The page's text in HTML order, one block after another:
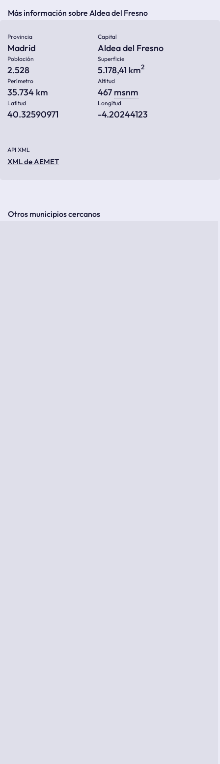
Más información sobre Aldea del Fresno
Provincia
Madrid
Capital
Aldea del Fresno
Población
2.528
Superficie
5.178,41 km2
Perímetro
35.734 km
Altitud
467 msnm
Latitud
40.32590971
Longitud
-4.20244123
API XML
XML de AEMET
Otros municipios cercanos